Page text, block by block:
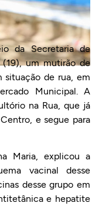
da Secretaria de
(19), um mutirão de
situação de rua, em
Municipal. A
na Rua, que já
e segue para
Maria, explicou a
vacinal desse
desse grupo em
e hepatite